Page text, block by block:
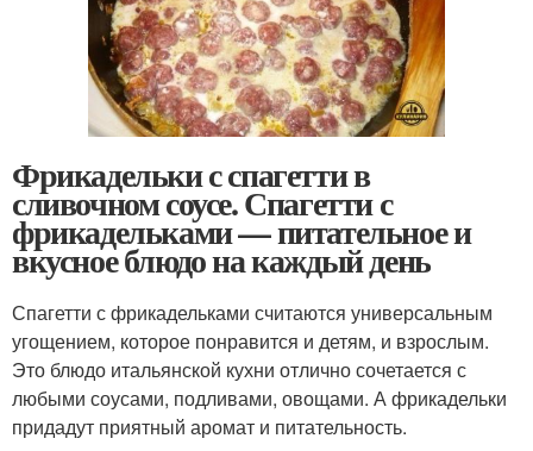
Фрикадельки с спагетти в
сливочном соусе. Спагетти с
фрикадельками — питательное и
вкусное блюдо на каждый день
Спагетти с фрикадельками считаются универсальным
угощением, которое понравится и детям, и взрослым.
Это блюдо итальянской кухни отлично сочетается с
любыми соусами, подливами, овощами. А фрикадельки
придадут приятный аромат и питательность.